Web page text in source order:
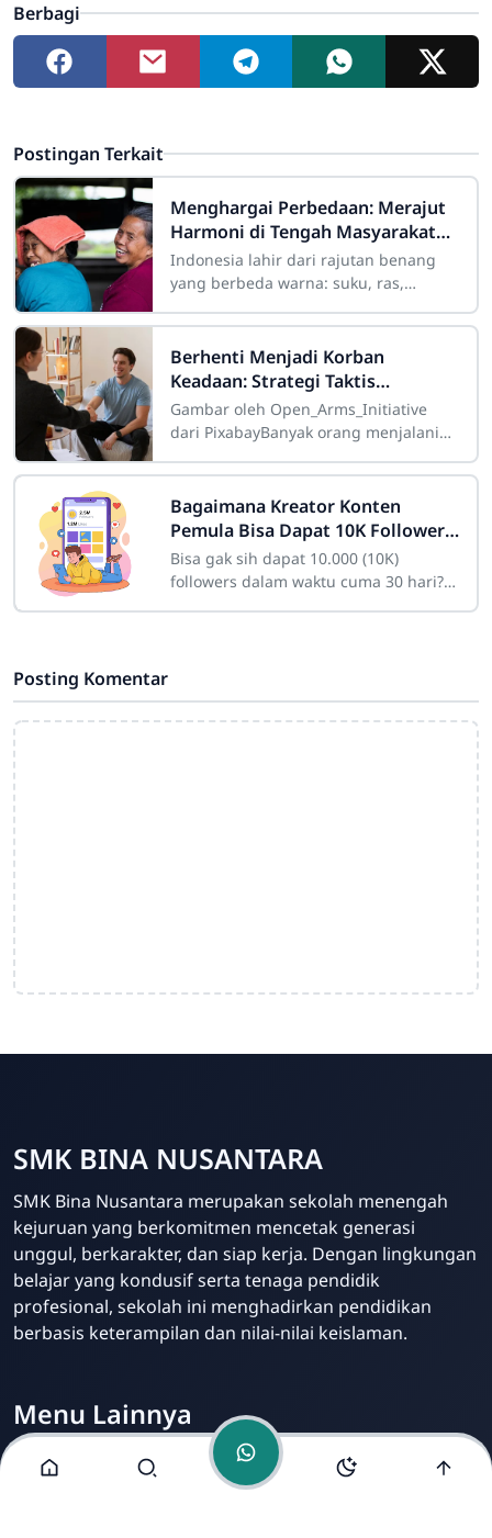
Admin Sekolah
Online
Berbagi
Postingan Terkait
Menghargai Perbedaan: Merajut
Harmoni di Tengah Masyarakat
yang Beragam
Indonesia lahir dari rajutan benang
yang berbeda warna: suku, ras,
Keberagaman ini laksana mosaik yang
indah jika
Berhenti Menjadi Korban
Keadaan: Strategi Taktis
Menghapus Sifat Buruk untuk
Membentuk Karakter Kelas Atas
Gambar oleh Open_Arms_Initiative
dari PixabayBanyak orang menjalani
yang menyedihkan, berlindung di
balik kalimat
Bagaimana Kreator Konten
Pemula Bisa Dapat 10K Followers
dalam Sebulan
Bisa gak sih dapat 10.000 (10K)
followers dalam waktu cuma 30 hari?
Posting Komentar
SMK BINA NUSANTARA
SMK Bina Nusantara merupakan sekolah menengah
kejuruan yang berkomitmen mencetak generasi
unggul, berkarakter, dan siap kerja. Dengan lingkungan
belajar yang kondusif serta tenaga pendidik
profesional, sekolah ini menghadirkan pendidikan
berbasis keterampilan dan nilai-nilai keislaman.
Menu Lainnya
Visi dan Misi